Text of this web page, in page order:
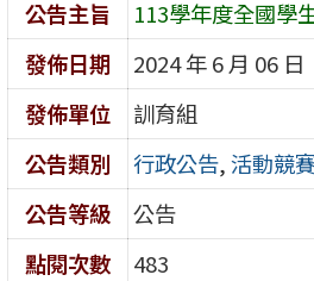
公告主旨
113學年度全國學
發佈日期
2024 年 6 月 06 日
發佈單位
訓育組
公告類別
行政公告,活動競賽
公告等級
公告
點閱次數
483